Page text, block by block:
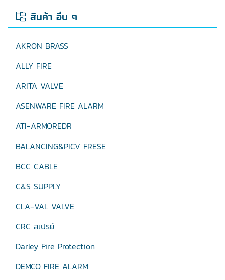
สินค้า อื่น ๆ
AKRON BRASS
ALLY FIRE
ARITA VALVE
ASENWARE FIRE ALARM
ATI-ARMOREDR
BALANCING&PICV FRESE
BCC CABLE
C&S SUPPLY
CLA-VAL VALVE
CRC สเปรย์
Darley Fire Protection
DEMCO FIRE ALARM